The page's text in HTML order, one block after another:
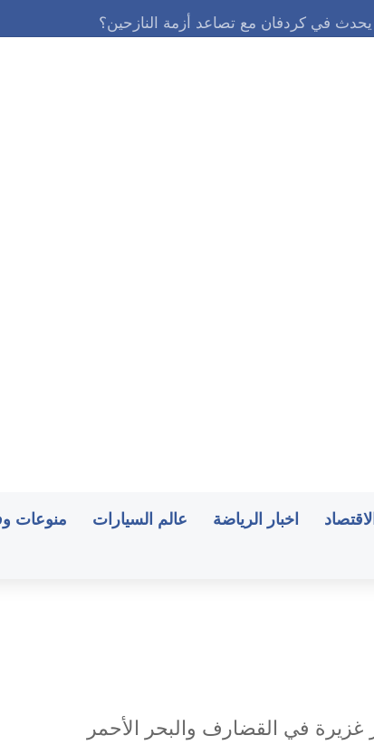
اخبار الرياضة عالم السيارات منوعات
في القضارف والبحر الأحمر